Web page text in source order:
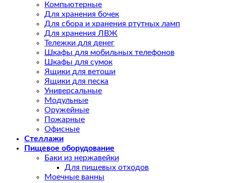
Компьютерные
Для хранения бочек
Для сбора и хранения ртутных ламп
Для хранения ЛВЖ
Тележки для денег
Шкафы для мобильных телефонов
Шкафы для сумок
Ящики для ветоши
Ящики для песка
Универсальные
Модульные
Оружейные
Пожарные
Офисные
Стеллажи
Пищевое оборудование
Баки из нержавейки
Для пищевых отходов
Моечные ванны